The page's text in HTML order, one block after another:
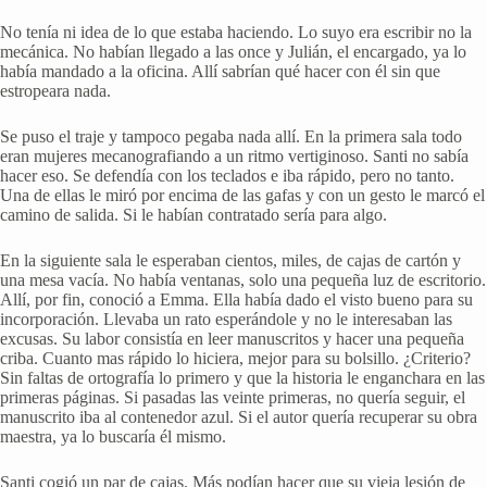
No tenía ni idea de lo que estaba haciendo. Lo suyo era escribir no la
mecánica. No habían llegado a las once y Julián, el encargado, ya lo
había mandado a la oficina. Allí sabrían qué hacer con él sin que
estropeara nada.
Se puso el traje y tampoco pegaba nada allí. En la primera sala todo
eran mujeres mecanografiando a un ritmo vertiginoso. Santi no sabía
hacer eso. Se defendía con los teclados e iba rápido, pero no tanto.
Una de ellas le miró por encima de las gafas y con un gesto le marcó el
camino de salida. Si le habían contratado sería para algo.
En la siguiente sala le esperaban cientos, miles, de cajas de cartón y
una mesa vacía. No había ventanas, solo una pequeña luz de escritorio.
Allí, por fin, conoció a Emma. Ella había dado el visto bueno para su
incorporación. Llevaba un rato esperándole y no le interesaban las
excusas. Su labor consistía en leer manuscritos y hacer una pequeña
criba. Cuanto mas rápido lo hiciera, mejor para su bolsillo. ¿Criterio?
Sin faltas de ortografía lo primero y que la historia le enganchara en las
primeras páginas. Si pasadas las veinte primeras, no quería seguir, el
manuscrito iba al contenedor azul. Si el autor quería recuperar su obra
maestra, ya lo buscaría él mismo.
Santi cogió un par de cajas. Más podían hacer que su vieja lesión de